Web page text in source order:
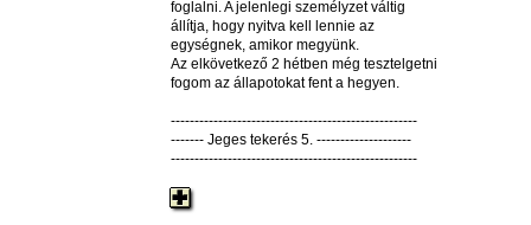
foglalni. A jelenlegi személyzet váltig
állítja, hogy nyitva kell lennie az
egységnek, amikor megyünk.
Az elkövetkező 2 hétben még tesztelgetni
fogom az állapotokat fent a hegyen.
----------------------------------------------------
------- Jeges tekerés 5. --------------------
----------------------------------------------------